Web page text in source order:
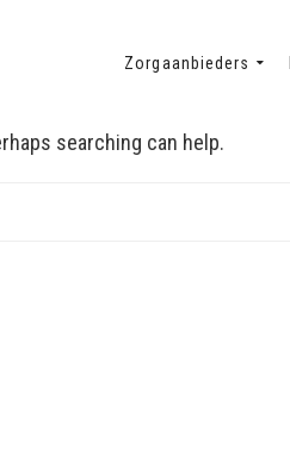
Zorgaanbieders
searching can help.